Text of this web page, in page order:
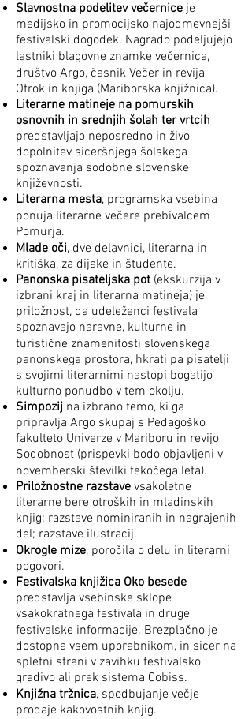
Slavnostna podelitev večernice je
medijsko in promocijsko najodmevnejši
festivalski dogodek. Nagrado podeljujejo
lastniki blagovne znamke večernica,
društvo Argo, časnik Večer in revija
Otrok in knjiga (Mariborska knjižnica).
Literarne matineje na pomurskih
osnovnih in srednjih šolah ter vrtcih
predstavljajo neposredno in živo
dopolnitev siceršnjega šolskega
spoznavanja sodobne slovenske
književnosti.
Literarna mesta, programska vsebina
ponuja literarne večere prebivalcem
Pomurja.
Mlade oči, dve delavnici, literarna in
kritiška, za dijake in študente.
Panonska pisateljska pot (ekskurzija v
izbrani kraj in literarna matineja) je
priložnost, da udeleženci festivala
spoznavajo naravne, kulturne in
turistične znamenitosti slovenskega
panonskega prostora, hkrati pa pisatelji
s svojimi literarnimi nastopi bogatijo
kulturno ponudbo v tem okolju.
Simpozij na izbrano temo, ki ga
pripravlja Argo skupaj s Pedagoško
fakulteto Univerze v Mariboru in revijo
Sodobnost (prispevki bodo objavljeni v
novemberski številki tekočega leta).
Priložnostne razstave vsakoletne
literarne bere otroških in mladinskih
knjig; razstave nominiranih in nagrajenih
del; razstave ilustracij.
Okrogle mize, poročila o delu in literarni
pogovori.
Festivalska knjižica Oko besede
predstavlja vsebinske sklope
vsakokratnega festivala in druge
festivalske informacije. Brezplačno je
dostopna vsem uporabnikom, in sicer na
spletni strani v zavihku festivalsko
gradivo ali prek sistema Cobiss.
Knjižna tržnica, spodbujanje večje
prodaje kakovostnih knjig.